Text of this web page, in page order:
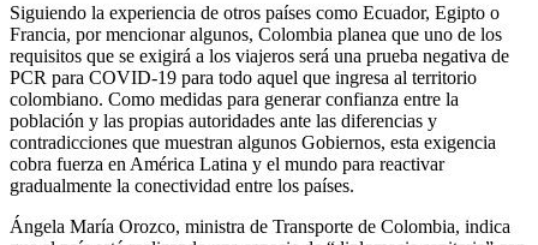
Siguiendo la experiencia de otros países como Ecuador, Egipto o
Francia, por mencionar algunos, Colombia planea que uno de los
requisitos que se exigirá a los viajeros será una prueba negativa de
PCR para COVID-19 para todo aquel que ingresa al territorio
colombiano. Como medidas para generar confianza entre la
población y las propias autoridades ante las diferencias y
contradicciones que muestran algunos Gobiernos, esta exigencia
cobra fuerza en América Latina y el mundo para reactivar
gradualmente la conectividad entre los países.
Ángela María Orozco, ministra de Transporte de Colombia, indica